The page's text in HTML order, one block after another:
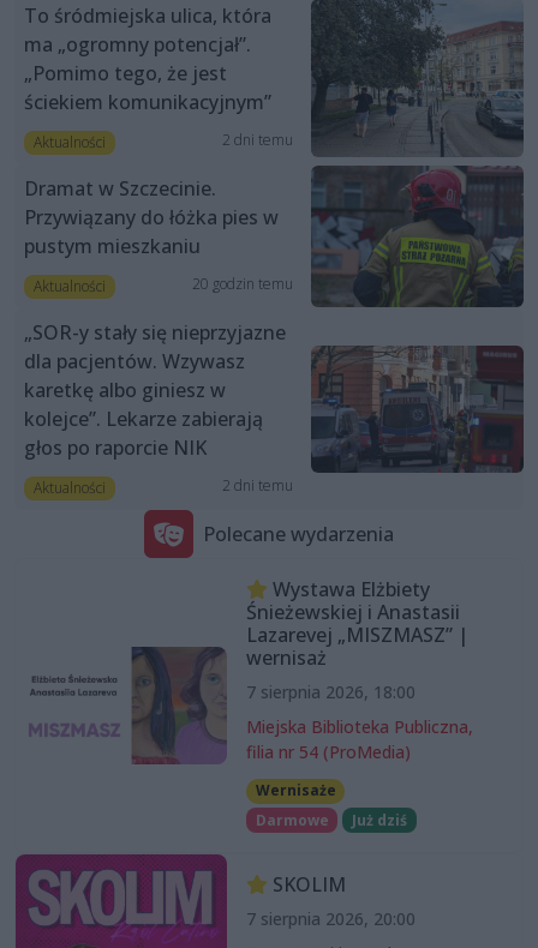
To śródmiejska ulica, która
ma „ogromny potencjał”.
„Pomimo tego, że jest
ściekiem komunikacyjnym”
Aktualności 2 dni temu
Dramat w Szczecinie.
Przywiązany do łóżka pies w
pustym mieszkaniu
Aktualności 20 godzin temu
„SOR-y stały się nieprzyjazne
dla pacjentów. Wzywasz
karetkę albo giniesz w
kolejce”. Lekarze zabierają
głos po raporcie NIK
Aktualności 2 dni temu
Polecane wydarzenia
Wystawa Elżbiety
Śnieżewskiej i Anastasii
Lazarevej „MISZMASZ” |
wernisaż
7 sierpnia 2026, 18:00
Miejska Biblioteka Publiczna,
filia nr 54 (ProMedia)
Wernisaże
Darmowe
Już dziś
SKOLIM
7 sierpnia 2026, 20:00